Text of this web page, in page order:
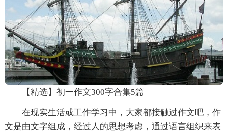
【精选】初一作文300字合集5篇
在现实生活或工作学习中，大家都接触过作文吧，作
文是由文字组成，经过人的思想考虑，通过语言组织来表